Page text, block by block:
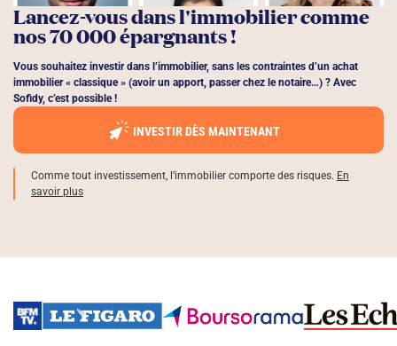
retour
Lancez-vous dans l'immobilier comme
nos 70 000 épargnants !
Vous souhaitez investir dans l’immobilier, sans les contraintes d’un achat
immobilier « classique » (avoir un apport, passer chez le notaire…) ? Avec
Sofidy, c’est possible !
INVESTIR DÈS MAINTENANT
Comme tout investissement, l’immobilier comporte des risques. En
savoir plus